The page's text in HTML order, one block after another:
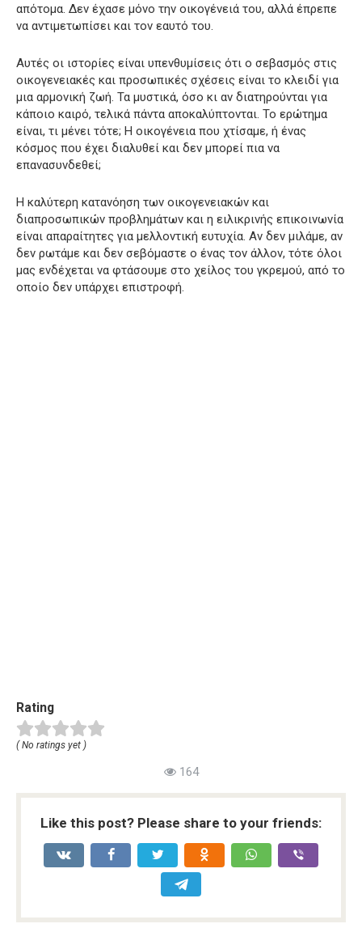
απότομα. Δεν έχασε μόνο την οικογένειά του, αλλά έπρεπε
να αντιμετωπίσει και τον εαυτό του.
Αυτές οι ιστορίες είναι υπενθυμίσεις ότι ο σεβασμός στις
οικογενειακές και προσωπικές σχέσεις είναι το κλειδί για
μια αρμονική ζωή. Τα μυστικά, όσο κι αν διατηρούνται για
κάποιο καιρό, τελικά πάντα αποκαλύπτονται. Το ερώτημα
είναι, τι μένει τότε; Η οικογένεια που χτίσαμε, ή ένας
κόσμος που έχει διαλυθεί και δεν μπορεί πια να
επανασυνδεθεί;
Η καλύτερη κατανόηση των οικογενειακών και
διαπροσωπικών προβλημάτων και η ειλικρινής επικοινωνία
είναι απαραίτητες για μελλοντική ευτυχία. Αν δεν μιλάμε, αν
δεν ρωτάμε και δεν σεβόμαστε ο ένας τον άλλον, τότε όλοι
μας ενδέχεται να φτάσουμε στο χείλος του γκρεμού, από το
οποίο δεν υπάρχει επιστροφή.
Rating
( No ratings yet )
164
Like this post? Please share to your friends: